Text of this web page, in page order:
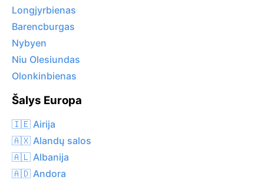
Longjyrbienas
Barencburgas
Nybyen
Niu Olesiundas
Olonkinbienas
Šalys Europa
🇮🇪 Airija
🇦🇽 Alandų salos
🇦🇱 Albanija
🇦🇩 Andora